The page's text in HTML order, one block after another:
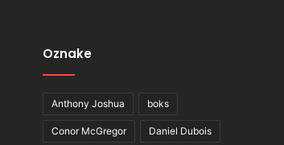
Oznake
Anthony Joshua boks
Conor McGregor Daniel Dubois